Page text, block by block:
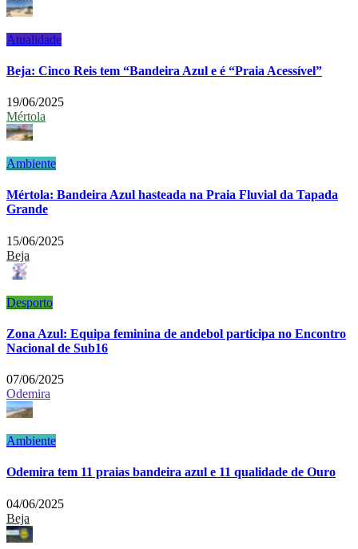
Atualidade
Beja: Cinco Reis tem “Bandeira Azul e é “Praia Acessível”
19/06/2025
Mértola
Ambiente
Mértola: Bandeira Azul hasteada na Praia Fluvial da Tapada
Grande
15/06/2025
Beja
Desporto
Zona Azul: Equipa feminina de andebol participa no Encontro
Nacional de Sub16
07/06/2025
Odemira
Ambiente
Odemira tem 11 praias bandeira azul e 11 qualidade de Ouro
04/06/2025
Beja